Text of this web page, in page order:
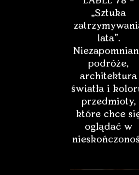
„Sztuka
lata”.
podróże,
architektura
światła i
przedmioty,
które chce
oglądać w